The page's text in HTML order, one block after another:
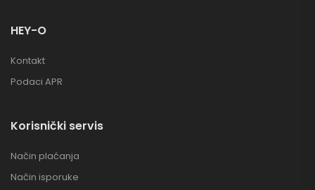
HEY-O
Kontakt
Podaci APR
Korisnički servis
Način plaćanja
Način isporuke